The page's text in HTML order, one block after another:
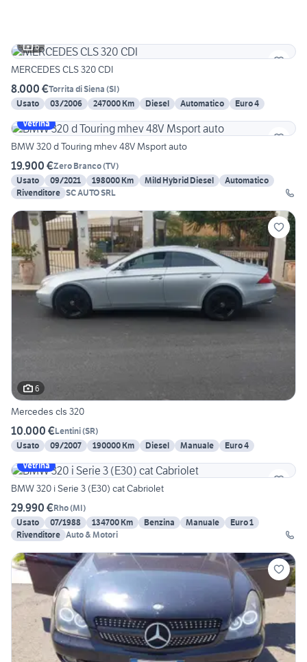
6
MERCEDES CLS 320 CDI
8.000 €Torrita di Siena (SI)
Usato
03/2006 247000 Km Diesel Automatico
Euro 4
Vetrina
BMW 320 d Touring mhev 48V Msport auto
19.900 €Zero Branco(TV)
Usato
09/2021 198000 Km Mild Hybrid Diesel
Automatico
Rivenditore SC AUTO SRL
6
Mercedes cls 320
10.000 €Lentini(SR)
Usato
09/2007 190000 Km Diesel Manuale
Euro 4
Vetrina
BMW 320 i Serie 3 (E30) cat Cabriolet
29.990 €Rho(MI)
Usato
07/1988 134700 Km Benzina Manuale
Euro 1
Rivenditore Auto & Motori